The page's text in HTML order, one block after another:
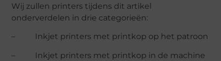
Wij zullen printers tijdens dit artikel
onderverdelen in drie categorieën:
– Inkjet printers met printkop op het patroon
– Inkjet printers met printkop in de machine